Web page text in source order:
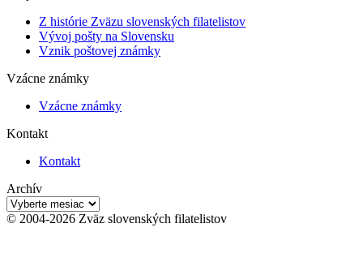
Z histórie Zväzu slovenských filatelistov
Vývoj pošty na Slovensku
Vznik poštovej známky
Vzácne známky
Vzácne známky
Kontakt
Kontakt
Archív
Archív
© 2004-2026 Zväz slovenských filatelistov